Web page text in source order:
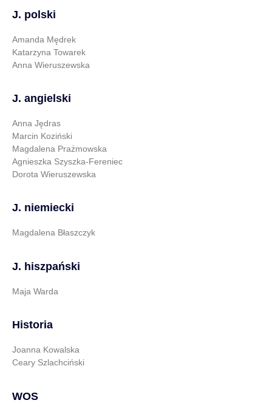
J. polski
Amanda Mędrek
Katarzyna Towarek
Anna Wieruszewska
J. angielski
Anna Jędras
Marcin Koziński
Magdalena Prażmowska
Agnieszka Szyszka-Fereniec
Dorota Wieruszewska
J. niemiecki
Magdalena Błaszczyk
J. hiszpański
Maja Warda
Historia
Joanna Kowalska
Ceary Szlachciński
WOS